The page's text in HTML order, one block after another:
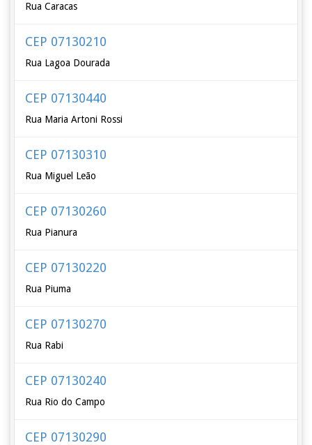
Rua Caracas
CEP 07130210
Rua Lagoa Dourada
CEP 07130440
Rua Maria Artoni Rossi
CEP 07130310
Rua Miguel Leão
CEP 07130260
Rua Pianura
CEP 07130220
Rua Piuma
CEP 07130270
Rua Rabi
CEP 07130240
Rua Rio do Campo
CEP 07130290